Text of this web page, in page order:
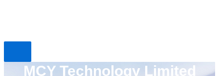
MCY Technology Limited